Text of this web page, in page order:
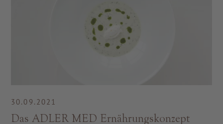
30.09.2021
Das ADLER MED Ernährungskonzept